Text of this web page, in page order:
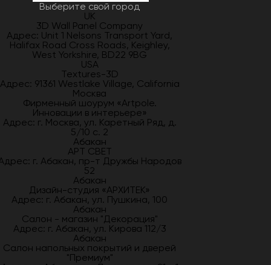
Выберите свой город
UK
3D Wall Panel Company
Адрес: Unit 1 Nelsons Transport Yard,
Halifax Road Cross Roads, Keighley,
West Yorkshire, BD22 9BG
USA
Textures-3D
Адрес: 91361 Westlake Village, California
Москва
Фирменный шоурум «Artpole.
Инновации в интерьере»
Адрес: г. Москва, ул. Каретный Ряд, д.
5/10 с. 2
Абакан
АРТ СВЕТ
г. Абакан, пр-т Дружбы Народов
52
Абакан
Дизайн-студия «АРХИТЕК»
Адрес: г. Абакан, ул. Пушкина, 100
Абакан
Салон - магазин "Декорация"
Адрес: г. Абакан, ул. Кирова 112/3
Абакан
Салон напольных покрытий и дверей
"Премиум"